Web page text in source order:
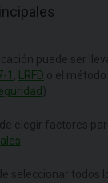
puede ser
1 , LRFD o el método
)
elegir factores
seleccionar todos